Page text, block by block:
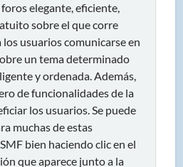
elegante, eficiente,
sobre el que corre
usuarios comunicarse en
un tema determinado
y ordenada. Además,
de funcionalidades de la
los usuarios. Se puede
muchas de estas
bien haciendo clic en el
que aparece junto a la